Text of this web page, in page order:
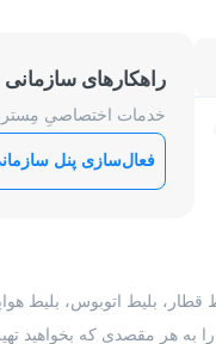
راهکارهای سازمانی
خدمات اختصاصیِ
فعال‌سازی پنل
قطار، بلیط اتوبوس،
را به هر مقصدی که بخواهید